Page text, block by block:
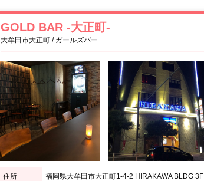
GOLD BAR -大正町-
大牟田市大正町 / ガールズバー
住所 福岡県大牟田市大正町1-4-2 HIRAKAWA BLDG 3F